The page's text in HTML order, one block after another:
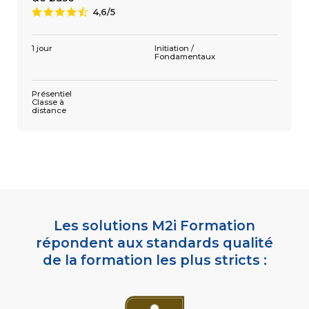
9 4,6/5
1 jour
Initiation /
Fondamentaux
Présentiel
Classe à
distance
Les solutions M2i Formation
répondent aux standards qualité
de la formation les plus stricts :